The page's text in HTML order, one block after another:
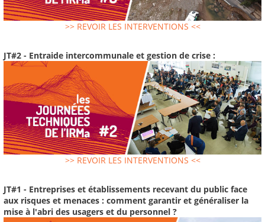
>> REVOIR LES INTERVENTIONS <<
JT#2 - Entraide intercommunale et gestion de crise :
>> REVOIR LES INTERVENTIONS <<
JT#1 - Entreprises et établissements recevant du public face
aux risques et menaces : comment garantir et généraliser la
mise à l'abri des usagers et du personnel ?